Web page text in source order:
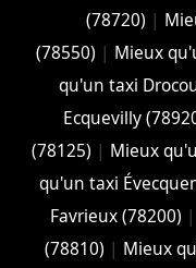
(78720) |
(78550) | Mieux
qu'un taxi
Ecquevilly
(78125) | Mieux
qu'un taxi
Favrieux (78200) |
(78810) | Mieux